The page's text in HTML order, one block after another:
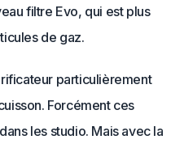
filtre Evo, qui est plus
de gaz.
particulièrement
Forcément ces
les studio. Mais avec la